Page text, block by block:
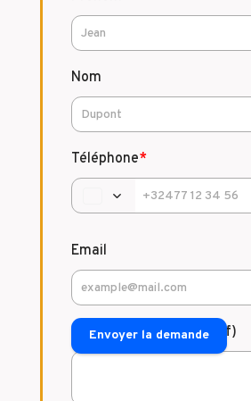
Nom
Téléphone*
Email
Commentaire (facultatif)
Envoyer la demande